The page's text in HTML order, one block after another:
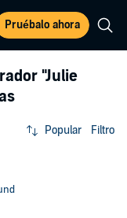
Pruébalo ahora
"Julie
Popular Filtro